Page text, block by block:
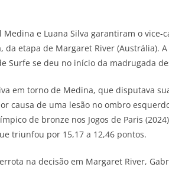
e Luana Silva garantiram o vice-
da etapa de Margaret River (Austrália).
Surfe se deu no início da madrugada
em torno de Medina, que disputava
causa de uma lesão no ombro
de bronze nos Jogos de Paris
triunfou por 15,17 a 12,46 pontos.
na decisão em Margaret River,